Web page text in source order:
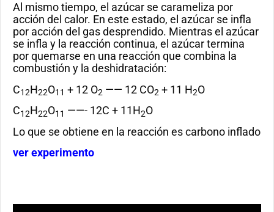
Al mismo tiempo, el azúcar se carameliza por
acción del calor. En este estado, el azúcar se infla
por acción del gas desprendido. Mientras el azúcar
se infla y la reacción continua, el azúcar termina
por quemarse en una reacción que combina la
combustión y la deshidratación:
C12H22O11 + 12 O2 —— 12 CO2 + 11 H2O
C12H22O11 ——- 12C + 11H2O
Lo que se obtiene en la reacción es carbono inflado
ver experimento